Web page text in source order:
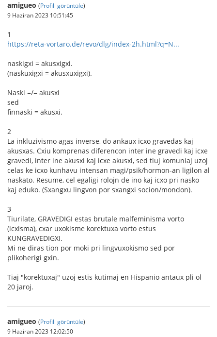
amigueo (Profili görüntüle)
9 Haziran 2023 10:51:45
1
https://reta-vortaro.de/revo/dlg/index-2h.html?q=N...
naskigxi = akusxigxi.
(naskuxigxi = akusxuxigxi).
Naski =/= akusxi
sed
finnaski = akusxi.
2
La inkluzivismo agas inverse, do ankaux icxo gravedas kaj
akusxas. Cxiu komprenas diferencon inter ine gravedi kaj icxe
gravedi, inter ine akusxi kaj icxe akusxi, sed tiuj komuniaj uzoj
celas ke icxo kunhavu intensan magi/psik/hormon-an ligilon al
naskato. Resume, cel egaligi rolojn de ino kaj icxo pri nasko
kaj eduko. (Sxangxu lingvon por sxangxi socion/mondon).
3
Tiurilate, GRAVEDIGI estas brutale malfeminisma vorto
(icxisma), cxar uxokisme korektuxa vorto estus
KUNGRAVEDIGXI.
Mi ne diras tion por moki pri lingvuxokismo sed por
plikoherigi gxin.
Tiaj "korektuxaj" uzoj estis kutimaj en Hispanio antaux pli ol
20 jaroj.
amigueo (Profili görüntüle)
9 Haziran 2023 12:02:50